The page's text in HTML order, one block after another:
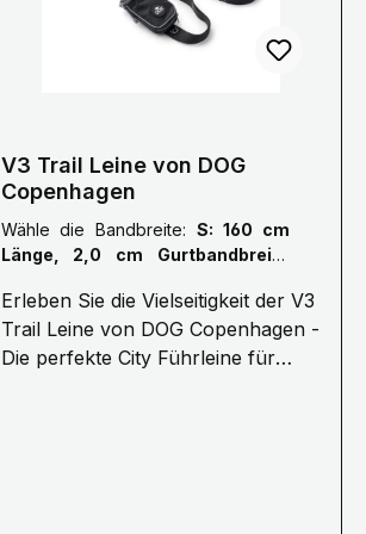
V3 Trail Leine von DOG
Copenhagen
Wähle die Bandbreite: S: 160 cm
Länge, 2,0 cm Gurtbandbreite
vom Geschirr:Schwarz
Erleben Sie die Vielseitigkeit der V3
Trail Leine von DOG Copenhagen -
Die perfekte City Führleine für